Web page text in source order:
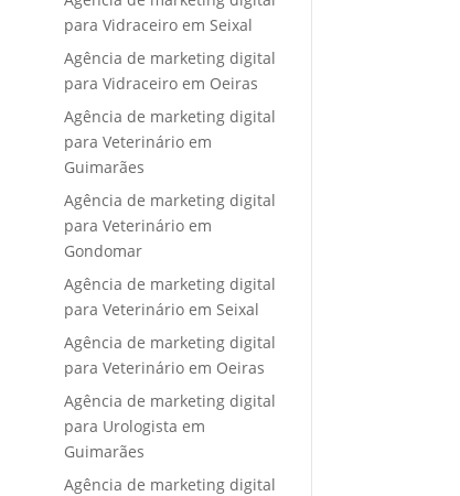
para Vidraceiro em Seixal
Agência de marketing digital
para Vidraceiro em Oeiras
Agência de marketing digital
para Veterinário em
Guimarães
Agência de marketing digital
para Veterinário em
Gondomar
Agência de marketing digital
para Veterinário em Seixal
Agência de marketing digital
para Veterinário em Oeiras
Agência de marketing digital
para Urologista em
Guimarães
Agência de marketing digital